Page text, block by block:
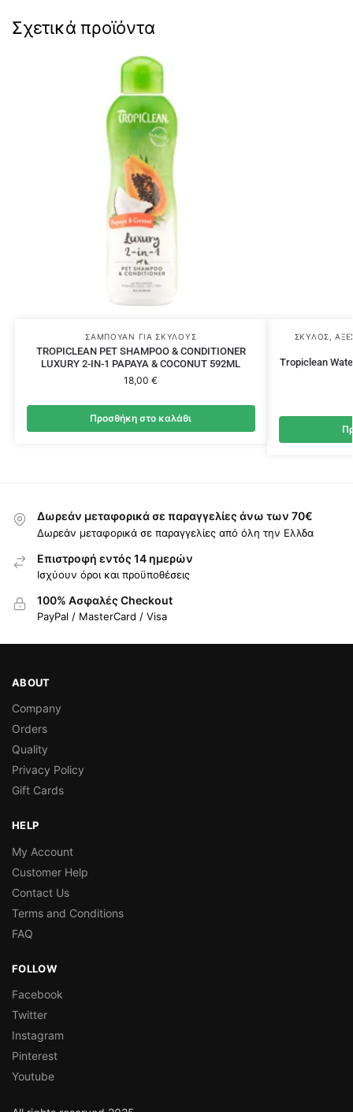
Σχετικά προϊόντα
ΣΑΜΠΟΥΆΝ ΓΙΑ ΣΚΎΛΟΥΣ
TROPICLEAN PET SHAMPOO & CONDITIONER
LUXURY 2-IN-1 PAPAYA & COCONUT 592ML
18,00€
Προσθήκη στο καλάθι
ΣΚΎΛΟΣ ,
Tropiclean
Δωρεάν μεταφορικά σε παραγγελίες άνω των 70€
Δωρεάν μεταφορικά σε παραγγελίες από όλη την Ελλδα
Επιστροφή εντός 14 ημερών
Ισχύουν όροι και προϋποθέσεις
100% Ασφαλές Checkout
PayPal / MasterCard / Visa
ABOUT
Company
Orders
Quality
Privacy Policy
Gift Cards
HELP
My Account
Customer Help
Contact Us
Terms and Conditions
FAQ
FOLLOW
Facebook
Twitter
Instagram
Pinterest
Youtube